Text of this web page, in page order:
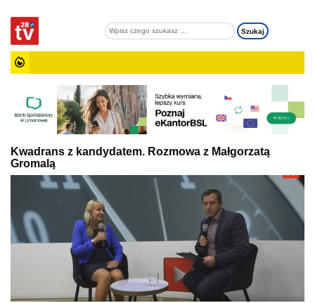
Kwadrans z kandydatem. Rozmowa z Małgorzatą
Gromalą